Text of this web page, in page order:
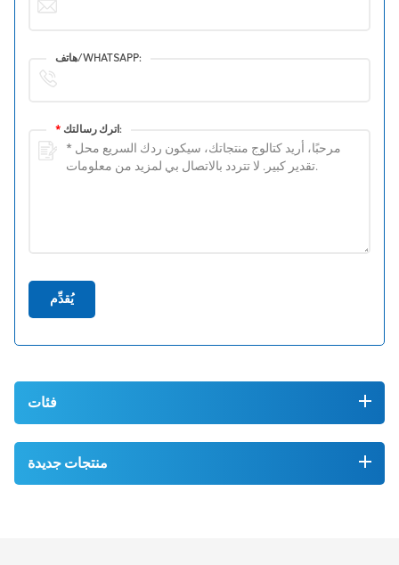
هاتف/WHATSAPP:
* اترك رسالتك:
يُقدِّم
فئات
منتجات جديدة